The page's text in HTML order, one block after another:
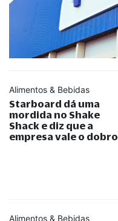
Alimentos & Bebidas
Starboard dá uma
mordida no Shake
Shack e diz que a
empresa vale o dobro
Alimentos & Bebidas